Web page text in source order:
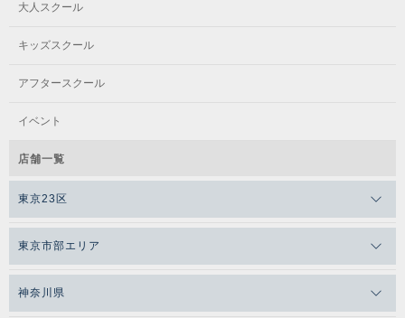
大人スクール
キッズスクール
アフタースクール
イベント
店舗一覧
東京23区
東京市部エリア
神奈川県